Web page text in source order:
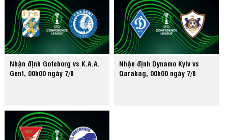
Nhận định Goteborg vs K.A.A.
Gent, 00h00 ngày 7/8
Nhận định Dynamo Kyiv vs
Qarabag, 00h00 ngày 7/8